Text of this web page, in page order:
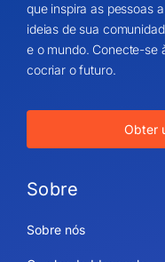
que inspira as pessoas
ideias de sua
e o mundo. Conecte-se
cocriar o futuro.
Obter
Sobre
Sobre nós